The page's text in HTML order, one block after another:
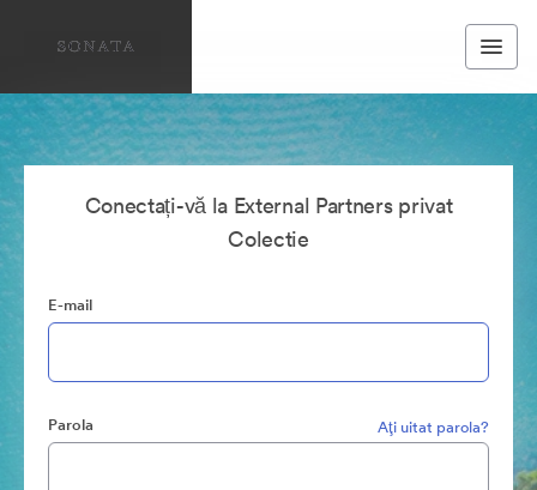
Conectați-vă la External Partners privat
Colectie
E-mail
Parola Aţi uitat parola?